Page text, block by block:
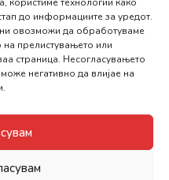
до информациите за уредот.
овозможи да обработуваме
прелистувањето или
страница. Несогласувањето
негативно да влијае на